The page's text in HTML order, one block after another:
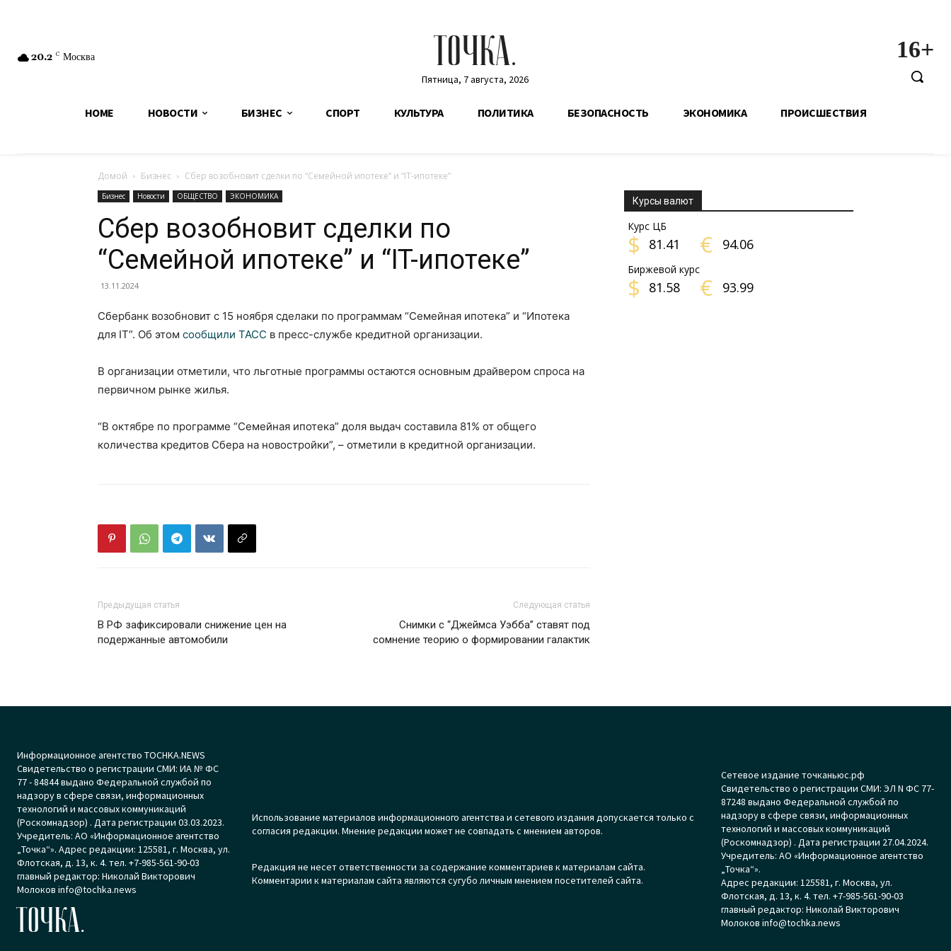
20.2 C Москва ТОЧКА.
Пятница, 7 августа, 2026
16+
HOME НОВОСТИ БИЗНЕС СПОРТ КУЛЬТУРА ПОЛИТИКА БЕЗОПАСНОСТЬ ЭКОНОМИКА ПРОИСШЕСТВИЯ
Домой Бизнес Сбер возобновит сделки по “Семейной ипотеке” и “IT-ипотеке”
Бизнес Новости ОБЩЕСТВО ЭКОНОМИКА
Сбер возобновит сделки по
“Семейной ипотеке” и “IT-ипотеке”
13.11.2024
Сбербанк возобновит с 15 ноября сделаки по программам “Семейная ипотека” и “Ипотека
для IT”. Об этом сообщили ТАСС в пресс-службе кредитной организации.
В организации отметили, что льготные программы остаются основным драйвером спроса на
первичном рынке жилья.
“В октябре по программе “Семейная ипотека” доля выдач составила 81% от общего
количества кредитов Сбера на новостройки”, – отметили в кредитной организации.
Предыдущая статья
В РФ зафиксировали снижение цен на
подержанные автомобили
Следующая статья
Снимки с “Джеймса Уэбба” ставят под
сомнение теорию о формировании галактик
Курсы валют
Курс ЦБ
$ 81.41 € 94.06
Биржевой курс
$ 81.58 € 93.99
Информационное агентство TOCHKA.NEWS
Свидетельство о регистрации СМИ: ИА № ФС
77 - 84844 выдано Федеральной службой по
надзору в сфере связи, информационных
технологий и массовых коммуникаций
(Роскомнадзор) . Дата регистрации 03.03.2023.
Учредитель: АО «Информационное агентство
„Точка“». Адрес редакции: 125581, г. Москва, ул.
Флотская, д. 13, к. 4. тел. +7-985-561-90-03
главный редактор: Николай Викторович
Молоков info@tochka.news
ТОЧКА.
Использование материалов информационного агентства и сетевого издания допускается только с
согласия редакции. Мнение редакции может не совпадать с мнением авторов.
Редакция не несет ответственности за содержание комментариев к материалам сайта.
Комментарии к материалам сайта являются сугубо личным мнением посетителей сайта.
Сетевое издание точканьюс.рф
Свидетельство о регистрации СМИ: ЭЛ N ФС 77-
87248 выдано Федеральной службой по
надзору в сфере связи, информационных
технологий и массовых коммуникаций
(Роскомнадзор) . Дата регистрации 27.04.2024.
Учредитель: АО «Информационное агентство
„Точка“».
Адрес редакции: 125581, г. Москва, ул.
Флотская, д. 13, к. 4. тел. +7-985-561-90-03
главный редактор: Николай Викторович
Молоков info@tochka.news